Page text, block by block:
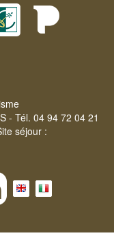
- Tél. 04 94 72 04 21
séjour :